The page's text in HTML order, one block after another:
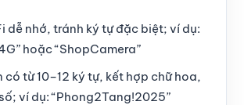
dễ nhớ, tránh ký tự đặc biệt; ví dụ:
hoặc “ShopCamera”
có từ 10–12 ký tự, kết hợp chữ hoa,
ví dụ: “Phong2Tang!2025”